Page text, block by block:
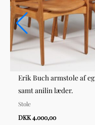
Erik Buch armstole af eg
samt anilin læder.
Stole
DKK 4.000,00